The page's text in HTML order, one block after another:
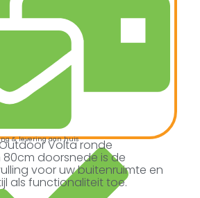
& levering aan huisVolta ronde
doorsnede is de
voor uw buitenruimte en
als functionaliteit toe.